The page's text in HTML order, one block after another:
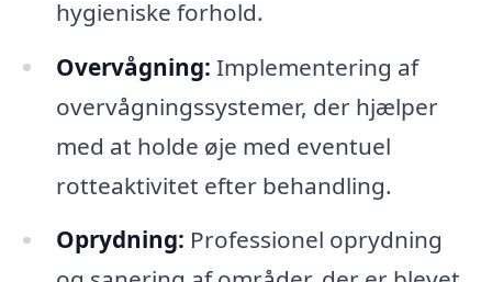
hygieniske forhold.
Overvågning: Implementering af
overvågningssystemer, der hjælper
med at holde øje med eventuel
rotteaktivitet efter behandling.
Oprydning: Professionel oprydning